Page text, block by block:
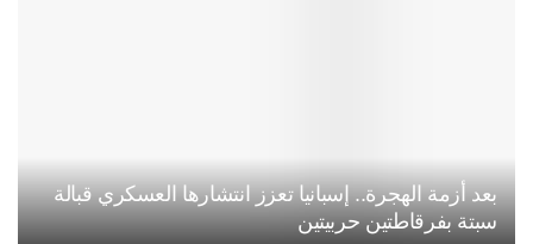
بعد أزمة الهجرة.. إسبانيا تعزز انتشارها العسكري قبالة
سبتة بفرقاطتين حربيتين